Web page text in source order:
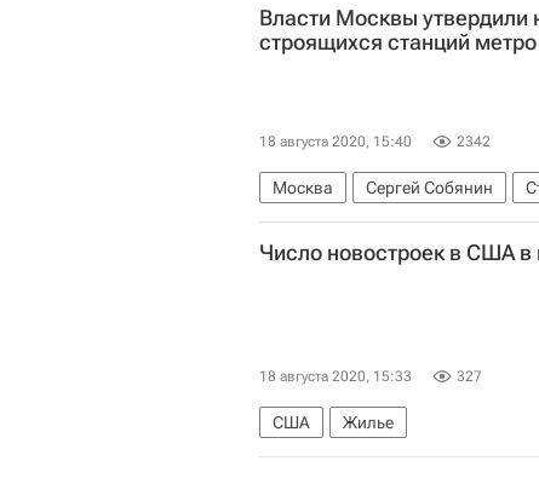
Власти Москвы утвердили
строящихся станций метро
18 августа 2020, 15:40 2342
Москва Сергей Собянин
Число новостроек в США
18 августа 2020, 15:33 327
США Жилье